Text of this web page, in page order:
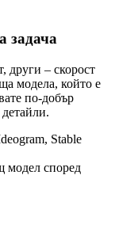
задача
други – скорост
модела, който е
по-добър
детайли.
Stable
модел според